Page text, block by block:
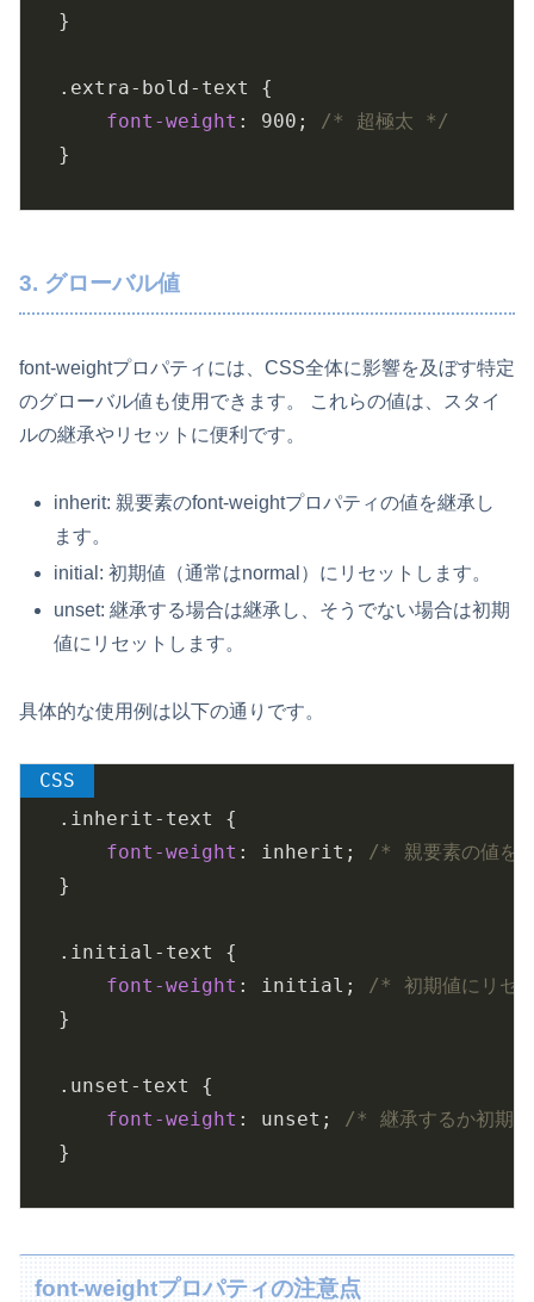
}
.extra-bold-text
{
font-weight : 900 ;
/* 超極太 */
}
3. グローバル値
font-weightプロパティには、CSS全体に影響を及ぼす特定
のグローバル値も使用できます。 これらの値は、スタイ
ルの継承やリセットに便利です。
inherit: 親要素のfont-weightプロパティの値を継承し
ます。
initial: 初期値（通常はnormal）にリセットします。
unset: 継承する場合は継承し、そうでない場合は初期
値にリセットします。
具体的な使用例は以下の通りです。
.inherit-text
{
font-weight : inherit; /* 親要素の値を
}
.initial-text
{
font-weight : initial; /* 初期値にリセ
}
.unset-text
{
font-weight : unset; /* 継承するか初期
}
font-weightプロパティの注意点